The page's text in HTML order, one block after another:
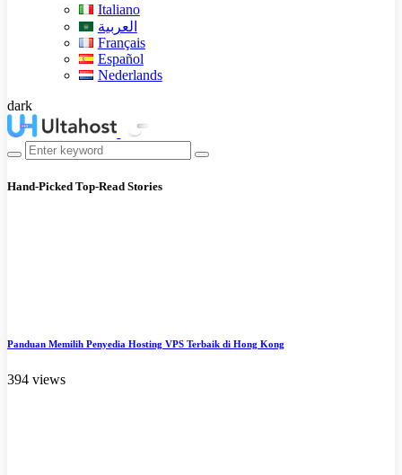
Italiano
العربية
Français
Español
Nederlands
dark
Hand-Picked Top-Read Stories
Panduan Memilih Penyedia Hosting VPS Terbaik di Hong Kong
394 views